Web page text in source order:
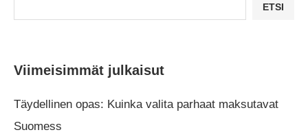
ETSI
Viimeisimmät julkaisut
Täydellinen opas: Kuinka valita parhaat maksutavat
Suomess